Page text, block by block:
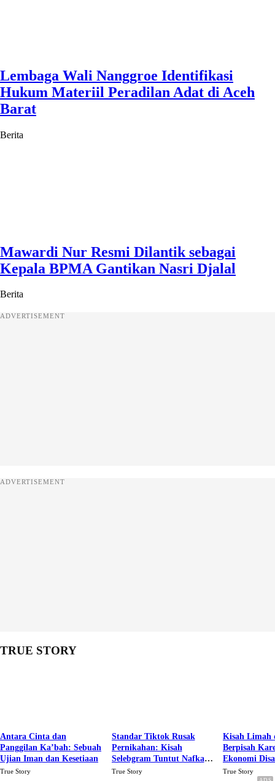
Lembaga Wali Nanggroe Identifikasi
Hukum Materiil Peradilan Adat di Aceh
Barat
Berita
Mawardi Nur Resmi Dilantik sebagai
Kepala BPMA Gantikan Nasri Djalal
Berita
ADVERTISEMENT
ADVERTISEMENT
TRUE STORY
Antara Cinta dan
Panggilan Ka’bah: Sebuah
Ujian Iman dan Kesetiaan
True Story
Standar Tiktok Rusak
Pernikahan: Kisah
Selebgram Tuntut Nafkah
Rp.15 Juta Perbulan
True Story
Kisah Limah
Berpisah
Ekonomi
Karena Cinta
True Story